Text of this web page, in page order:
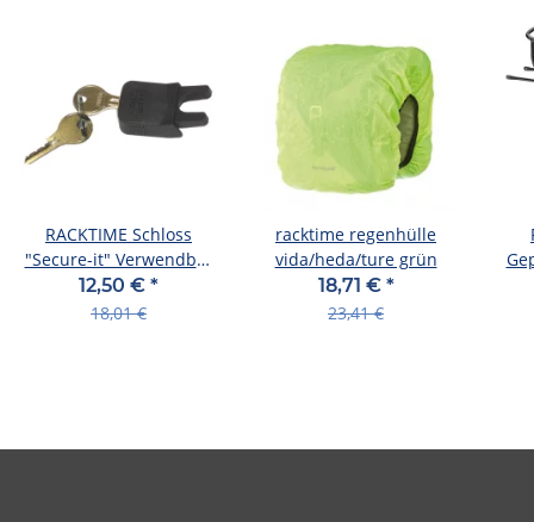
RACKTIME Schloss
"Secure-it" Verwendbar
nur bei Snap-it, zum
12,50 € *
18,01 €
racktime regenhülle
vida/heda/ture grün
18,71 € *
23,41 €